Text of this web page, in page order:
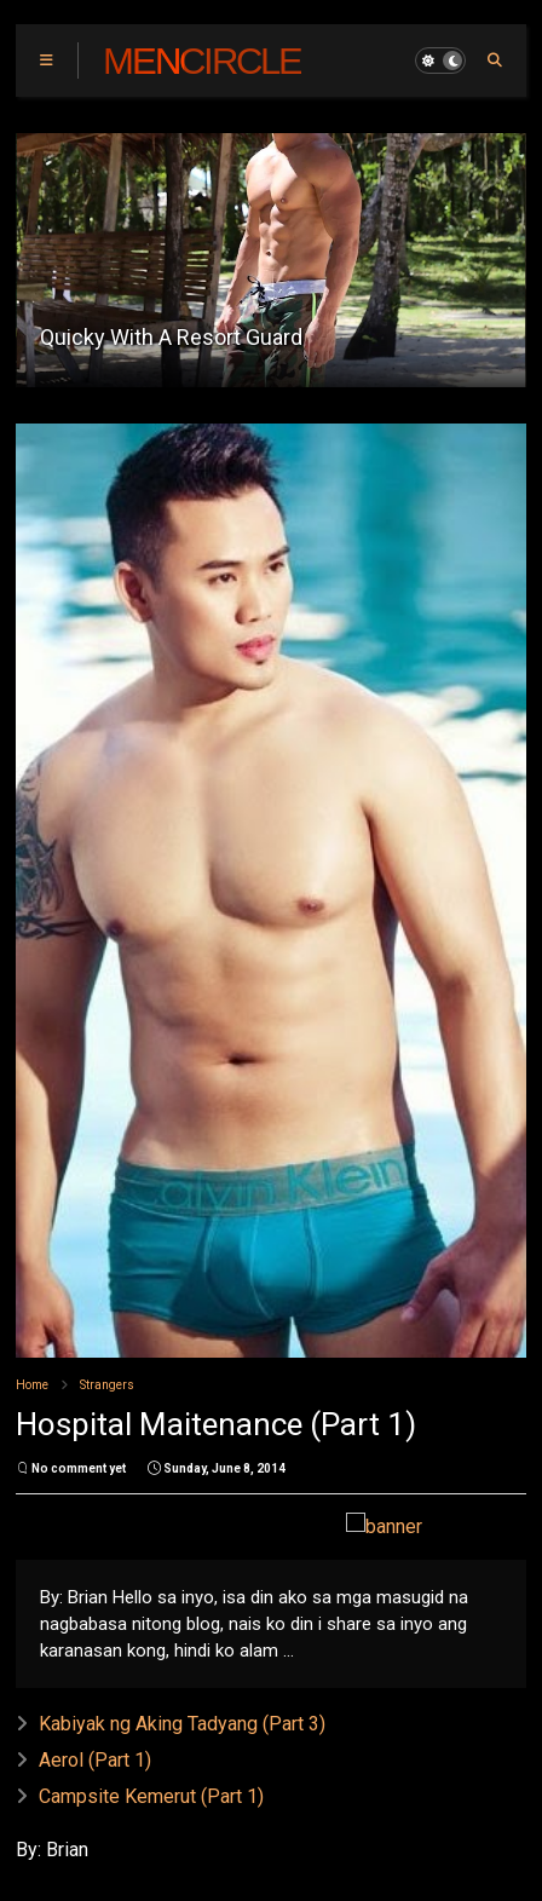
MENCIRCLE
Acquaintance Party
Home Strangers
Hospital Maitenance (Part 1)
No comment yet Sunday, June 8, 2014
By: Brian Hello sa inyo, isa din ako sa mga masugid na
nagbabasa nitong blog, nais ko din i share sa inyo ang
karanasan kong, hindi ko alam ...
Kabiyak ng Aking Tadyang (Part 3)
Aerol (Part 1)
Campsite Kemerut (Part 1)
By: Brian